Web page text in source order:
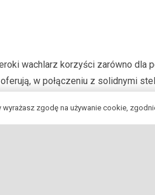
wachlarz korzyści zarówno dla
w połączeniu z solidnymi
z wielu zalet. Dodatkowo, dzięki
zgodę na używanie cookie,